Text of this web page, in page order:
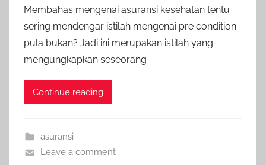
Membahas mengenai asuransi kesehatan tentu
sering mendengar istilah mengenai pre condition
pula bukan? Jadi ini merupakan istilah yang
mengungkapkan seseorang
Continue reading
asuransi
Leave a comment